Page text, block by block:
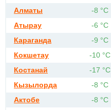
Алматы
-8 °С
Атырау
-6 °С
Караганда
-9 °С
Кокшетау
-10 °С
Костанай
-17 °С
Кызылорда
-8 °С
Актобе
-8 °С